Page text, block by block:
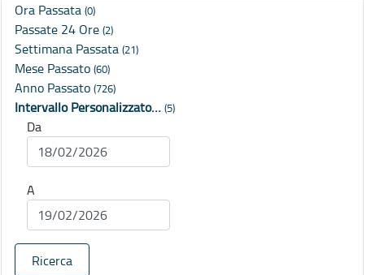
Ora Passata (0)
Passate 24 Ore (2)
Settimana Passata (21)
Mese Passato (60)
Anno Passato (726)
Intervallo Personalizzato… (5)
Da
A
Ricerca